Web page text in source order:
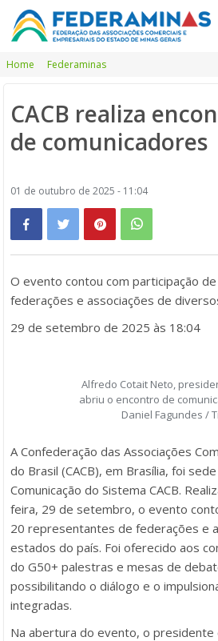
Home Federaminas
CACB realiza
de comunicadores
01 de outubro de 2025 - 11:04
O evento contou com participação
federações e associações de
29 de setembro de 2025 às 18:04
Alfredo Cotait Neto,
abriu o encontro de
Daniel Fagundes /
A Confederação das Associações
do Brasil (CACB), em Brasília, foi
Comunicação do Sistema CACB.
feira, 29 de setembro, o evento
20 representantes de federações e
estados do país. Foi oferecido aos
do G50+ palestras e mesas de
possibilitando o diálogo e o
integradas.
Na abertura do evento, o presidente